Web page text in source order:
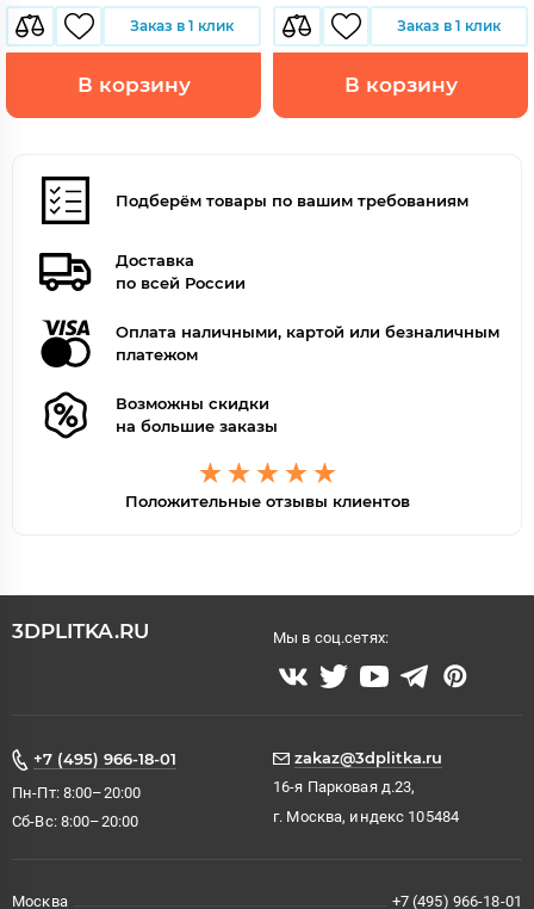
Заказ в 1 клик
В корзину
Заказ в 1 клик
В корзину
Подберём товары по вашим требованиям
Доставка
по всей России
Оплата наличными, картой или безналичным
платежом
Возможны скидки
на большие заказы
Положительные отзывы клиентов
3DPLITKA.RU Мы в соц.сетях:
+7 (495) 966-18-01
Пн-Пт: 8:00–20:00
Сб-Вс: 8:00–20:00
zakaz@3dplitka.ru
16-я Парковая д.23,
г. Москва, индекс 105484
Москва
+7 (495) 966-18-01